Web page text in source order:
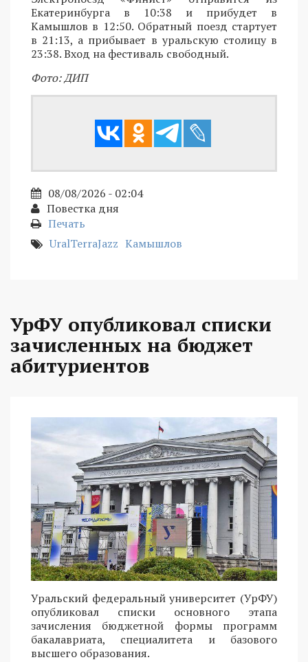
Екатеринбурга в 10:38 и прибудет в
Камышлов в 12:50. Обратный поезд стартует
в 21:13, а прибывает в уральскую столицу в
23:38. Вход на фестиваль свободный.
Фото: ДИП
08/08/2026 - 02:04
Повестка дня
Печать
UralTerraJazz Камышлов
УрФУ опубликовал списки
зачисленных на бюджет
абитуриентов
Уральский федеральный университет (УрФУ)
опубликовал списки основного этапа
зачисления бюджетной формы программ
бакалавриата, специалитета и базового
высшего образования.